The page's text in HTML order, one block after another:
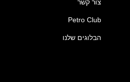
צור קשר
Petro Club
הבלוגים שלנו